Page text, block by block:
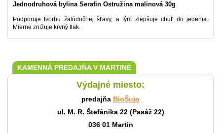
Jednodruhová bylina Serafin Ostružina malinová 30g
Podporuje tvorbu žalúdočnej šťavy, a tým zlepšuje chuť do jedenia.
Mierne znižuje krvný tlak.
KAMENNÁ PREDAJŇA V MARTINE
Výdajné miesto:
predajňa BioŠujo
ul. M. R. Štefánika 22 (Pasáž 22)
036 01 Martin